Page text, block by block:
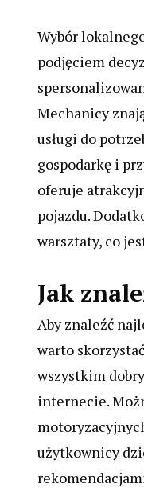
Wybór
podjęciem
Mechanicy
usługi do
gospodarkę i
oferuje
pojazdu.
warsztaty, co
Jak
Aby znaleźć
warto
wszystkim
internecie.
użytkownicy